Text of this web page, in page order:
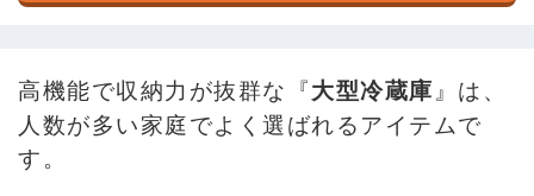
高機能で収納力が抜群な『大型冷蔵庫』は、
人数が多い家庭でよく選ばれるアイテムで
す。